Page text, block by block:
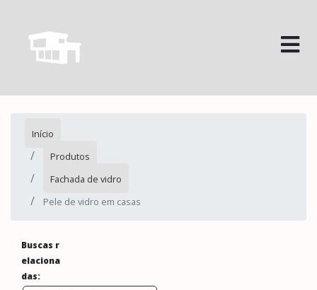
Início
Produtos
Fachada de vidro
Pele de vidro em casas
Buscas r
elaciona
das: